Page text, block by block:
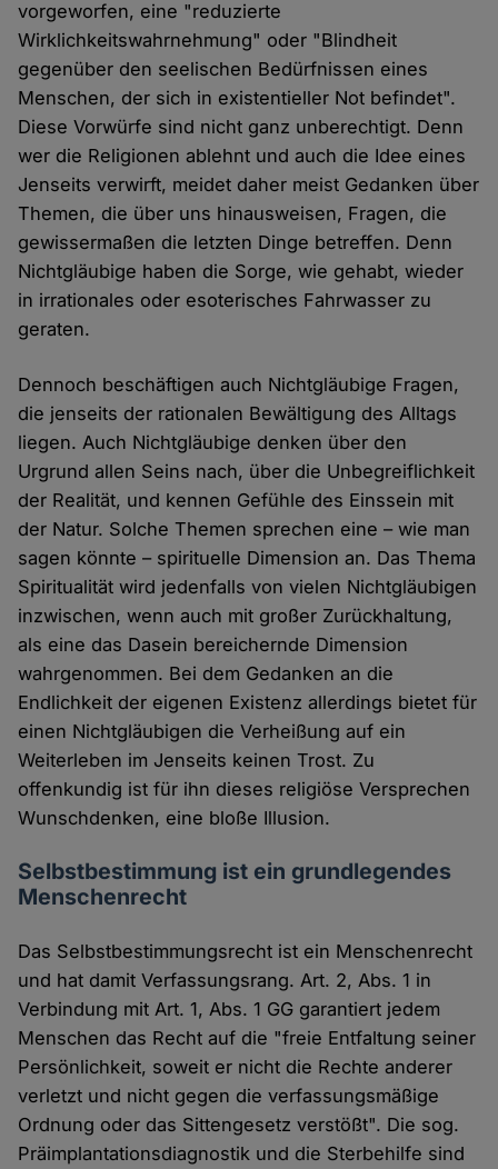
vorgeworfen, eine "reduzierte
Wirklichkeitswahrnehmung" oder "Blindheit
gegenüber den seelischen Bedürfnissen eines
Menschen, der sich in existentieller Not befindet".
Diese Vorwürfe sind nicht ganz unberechtigt. Denn
wer die Religionen ablehnt und auch die Idee eines
Jenseits verwirft, meidet daher meist Gedanken über
Themen, die über uns hinausweisen, Fragen, die
gewissermaßen die letzten Dinge betreffen. Denn
Nichtgläubige haben die Sorge, wie gehabt, wieder
in irrationales oder esoterisches Fahrwasser zu
geraten.
Dennoch beschäftigen auch Nichtgläubige Fragen,
die jenseits der rationalen Bewältigung des Alltags
liegen. Auch Nichtgläubige denken über den
Urgrund allen Seins nach, über die Unbegreiflichkeit
der Realität, und kennen Gefühle des Einssein mit
der Natur. Solche Themen sprechen eine – wie man
sagen könnte – spirituelle Dimension an. Das Thema
Spiritualität wird jedenfalls von vielen Nichtgläubigen
inzwischen, wenn auch mit großer Zurückhaltung,
als eine das Dasein bereichernde Dimension
wahrgenommen. Bei dem Gedanken an die
Endlichkeit der eigenen Existenz allerdings bietet für
einen Nichtgläubigen die Verheißung auf ein
Weiterleben im Jenseits keinen Trost. Zu
offenkundig ist für ihn dieses religiöse Versprechen
Wunschdenken, eine bloße Illusion.
Selbstbestimmung ist ein grundlegendes
Menschenrecht
Das Selbstbestimmungsrecht ist ein Menschenrecht
und hat damit Verfassungsrang. Art. 2, Abs. 1 in
Verbindung mit Art. 1, Abs. 1 GG garantiert jedem
Menschen das Recht auf die "freie Entfaltung seiner
Persönlichkeit, soweit er nicht die Rechte anderer
verletzt und nicht gegen die verfassungsmäßige
Ordnung oder das Sittengesetz verstößt". Die sog.
Präimplantationsdiagnostik und die Sterbehilfe sind